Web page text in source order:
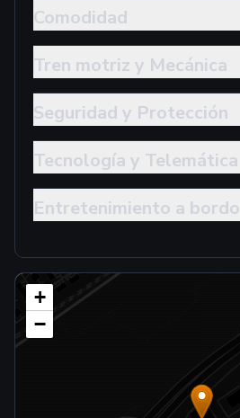
Comodidad
Tren motriz y Mecánica
Seguridad y Protección
Tecnología y Telemática
Entretenimiento a bordo
+
−